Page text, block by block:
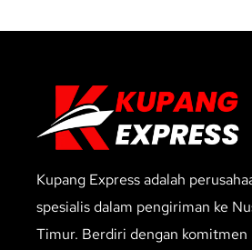
Kupang Express adalah
spesialis dalam pengiriman ke
Timur. Berdiri dengan komitmen